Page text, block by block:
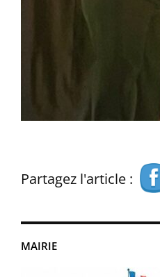
MAIRIE
Partagez l'article :